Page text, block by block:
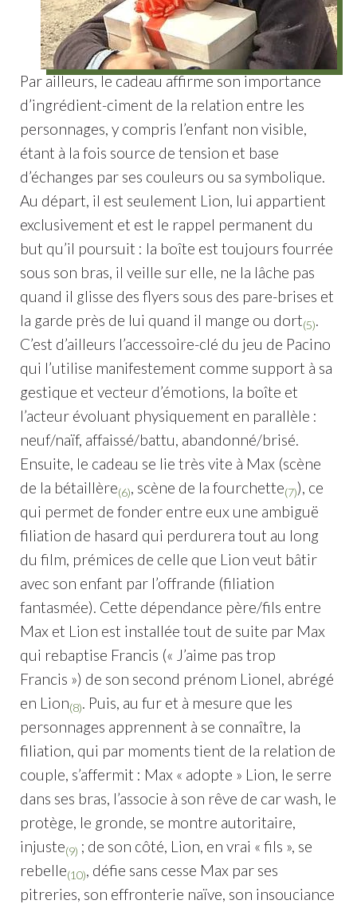
Par ailleurs, le cadeau affirme son importance
d’ingrédient-ciment de la relation entre les
personnages, y compris l’enfant non visible,
étant à la fois source de tension et base
d’échanges par ses couleurs ou sa symbolique.
Au départ, il est seulement Lion, lui appartient
exclusivement et est le rappel permanent du
but qu’il poursuit : la boîte est toujours fourrée
sous son bras, il veille sur elle, ne la lâche pas
quand il glisse des flyers sous des pare-brises et
la garde près de lui quand il mange ou dort(5).
C’est d’ailleurs l’accessoire-clé du jeu de Pacino
qui l’utilise manifestement comme support à sa
gestique et vecteur d’émotions, la boîte et
l’acteur évoluant physiquement en parallèle :
neuf/naïf, affaissé/battu, abandonné/brisé.
Ensuite, le cadeau se lie très vite à Max (scène
de la bétaillère(6), scène de la fourchette(7)), ce
qui permet de fonder entre eux une ambiguë
filiation de hasard qui perdurera tout au long
du film, prémices de celle que Lion veut bâtir
avec son enfant par l’offrande (filiation
fantasmée). Cette dépendance père/fils entre
Max et Lion est installée tout de suite par Max
qui rebaptise Francis (« J’aime pas trop
Francis ») de son second prénom Lionel, abrégé
en Lion(8). Puis, au fur et à mesure que les
personnages apprennent à se connaître, la
filiation, qui par moments tient de la relation de
couple, s’affermit : Max « adopte » Lion, le serre
dans ses bras, l’associe à son rêve de car wash, le
protège, le gronde, se montre autoritaire,
injuste(9) ; de son côté, Lion, en vrai « fils », se
rebelle(10), défie sans cesse Max par ses
pitreries, son effronterie naïve, son insouciance